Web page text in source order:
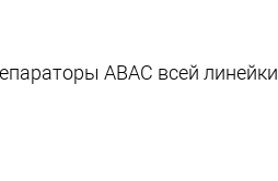
ABAC всей линейки